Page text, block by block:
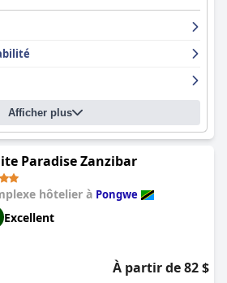
Afficher plus
Paradise Zanzibar
hôtelier à Pongwe
Excellent
À partir de 82 $